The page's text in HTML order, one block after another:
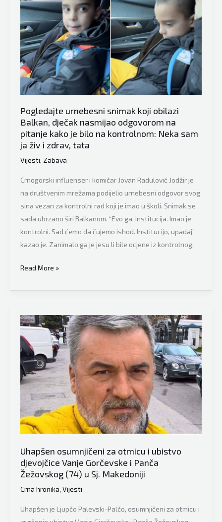
nakon
tragedije:
Detalji
jezive
nesreće
u
kojoj
su
stradale
četiri
osobe
u
Crnoj
Pogledajte urnebesni snimak koji obilazi
Balkan, dječak nasmijao odgovorom na
pitanje kako je bilo na kontrolnom: Neka sam
ja živ i zdrav, tata
Vijesti, Zabava
Crnogorski influenser i komičar Jovan Radulović Jodžir je
na društvenim mrežama podijelio urnebesni odgovor svog
sina vezan za kontrolni rad koji je imao u školi. Snimak se
sada ubrzano širi Balkanom. “Evo ga, institucija. Imao je
kontrolni. Sad ćemo da čujemo ishod. Institucijo, upadaj”,
kazao je. Zanimalo ga je jesu li bile ocjene iz kontrolnog.
Pogledajte
snimak
obilazi
Balkan,
dječak
nasmijao
odgovorom
na
pitanje
kako
je
bilo
na
kontrolnom:
Neka
sam
živ
Read More »
Uhapšen osumnjičeni za otmicu i ubistvo
djevojčice Vanje Gorčevske i Panča
Žežovskog (74) u Sj. Makedoniji
Crna hronika, Vijesti
Uhapšen je Ljupčo Palevski-Palčo, osumnjičeni za otmicu i